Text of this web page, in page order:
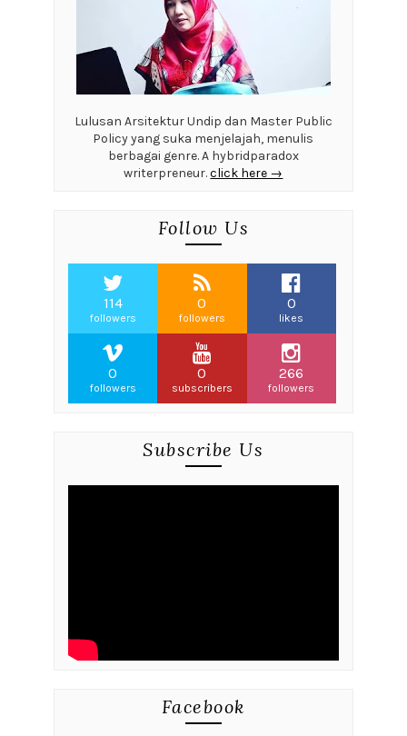
Lulusan Arsitektur Undip dan Master Public
Policy yang suka menjelajah, menulis
berbagai genre. A hybridparadox
writerpreneur.click here →
Follow Us
114
followers
0
followers
0
likes
0
followers
0
subscribers
266
followers
Subscribe Us
Facebook